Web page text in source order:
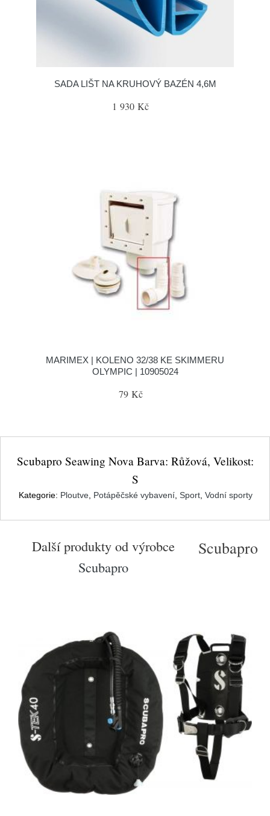
SADA LIŠT NA KRUHOVÝ BAZÉN 4,6M
1 930 Kč
MARIMEX | KOLENO 32/38 KE SKIMMERU
OLYMPIC | 10905024
79 Kč
Scubapro Seawing Nova Barva: Růžová, Velikost:
S
Kategorie: Ploutve Potápěčské vybavení Sport Vodní sporty
Další produkty od výrobce
Scubapro
Scubapro